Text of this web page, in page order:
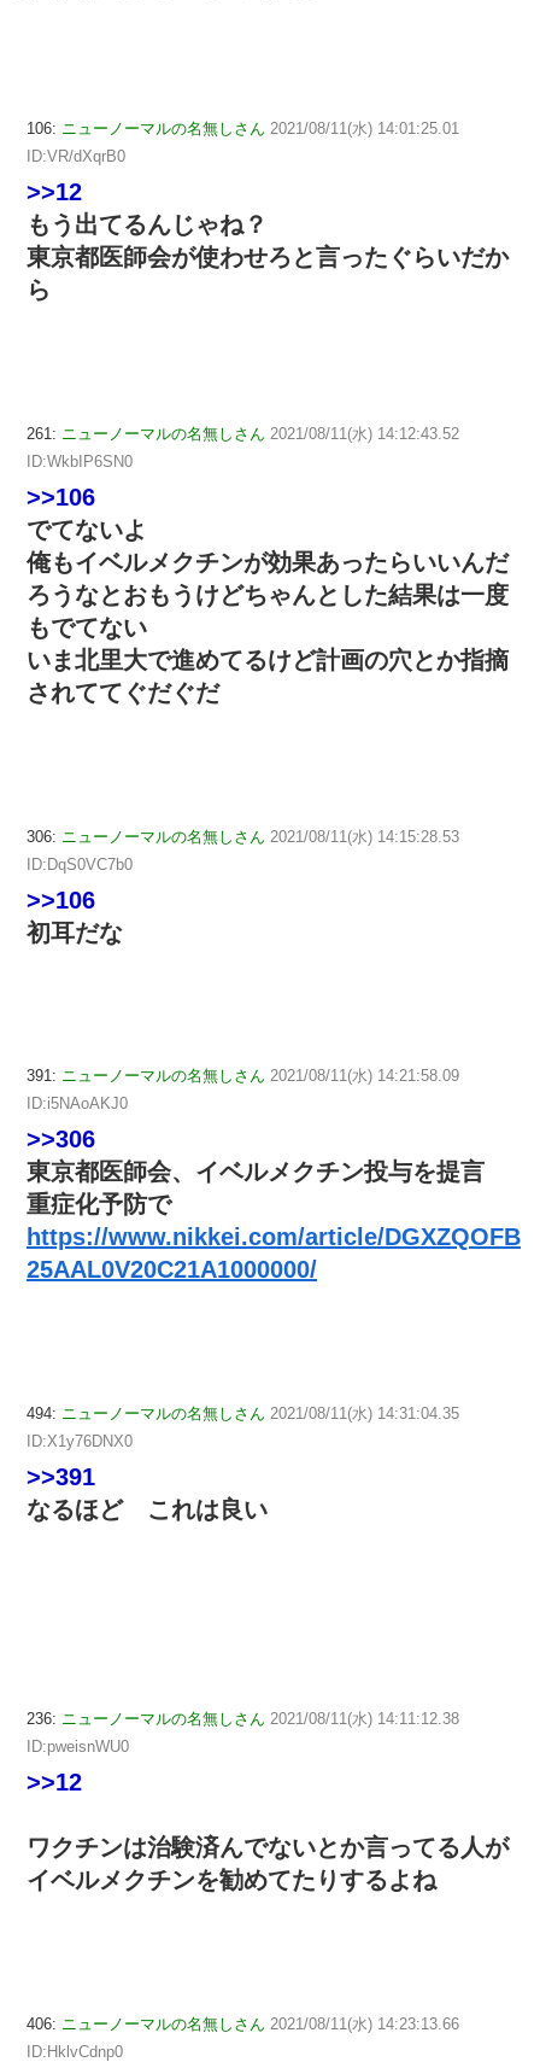
106: ニューノーマルの名無しさん 2021/08/11(水) 14:01:25.01
ID:VR/dXqrB0
>>12
もう出てるんじゃね？
東京都医師会が使わせろと言ったぐらいだか
ら
261: ニューノーマルの名無しさん 2021/08/11(水) 14:12:43.52
ID:WkbIP6SN0
>>106
でてないよ
俺もイベルメクチンが効果あったらいいんだ
ろうなとおもうけどちゃんとした結果は一度
もでてない
いま北里大で進めてるけど計画の穴とか指摘
されててぐだぐだ
306: ニューノーマルの名無しさん 2021/08/11(水) 14:15:28.53
ID:DqS0VC7b0
>>106
初耳だな
391: ニューノーマルの名無しさん 2021/08/11(水) 14:21:58.09
ID:i5NAoAKJ0
>>306
東京都医師会、イベルメクチン投与を提言
重症化予防で
https://www.nikkei.com/article/DGXZQOFB
25AAL0V20C21A1000000/
494: ニューノーマルの名無しさん 2021/08/11(水) 14:31:04.35
ID:X1y76DNX0
>>391
なるほど これは良い
236: ニューノーマルの名無しさん 2021/08/11(水) 14:11:12.38
ID:pweisnWU0
>>12
ワクチンは治験済んでないとか言ってる人が
イベルメクチンを勧めてたりするよね
406: ニューノーマルの名無しさん 2021/08/11(水) 14:23:13.66
ID:HklvCdnp0